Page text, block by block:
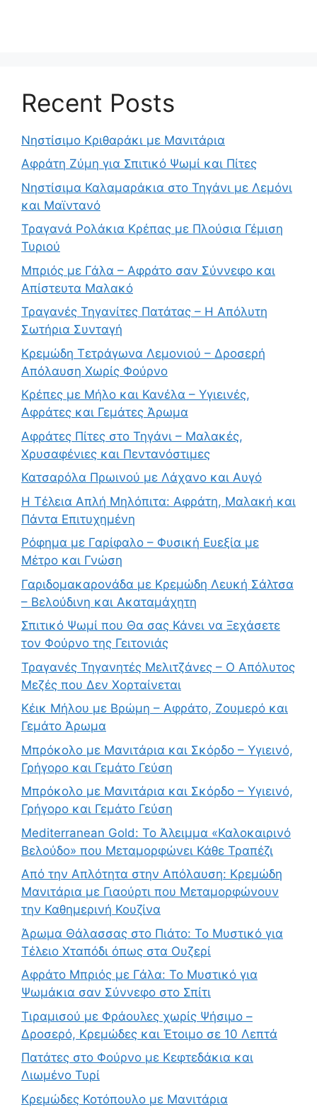
Recent Posts
Νηστίσιμο Κριθαράκι με Μανιτάρια
Αφράτη Ζύμη για Σπιτικό Ψωμί και Πίτες
Νηστίσιμα Καλαμαράκια στο Τηγάνι με Λεμόνι
και Μαϊντανό
Τραγανά Ρολάκια Κρέπας με Πλούσια Γέμιση
Τυριού
Μπριός με Γάλα – Αφράτο σαν Σύννεφο και
Απίστευτα Μαλακό
Τραγανές Τηγανίτες Πατάτας – Η Απόλυτη
Σωτήρια Συνταγή
Κρεμώδη Τετράγωνα Λεμονιού – Δροσερή
Απόλαυση Χωρίς Φούρνο
Κρέπες με Μήλο και Κανέλα – Υγιεινές,
Αφράτες και Γεμάτες Άρωμα
Αφράτες Πίτες στο Τηγάνι – Μαλακές,
Χρυσαφένιες και Πεντανόστιμες
Κατσαρόλα Πρωινού με Λάχανο και Αυγό
Η Τέλεια Απλή Μηλόπιτα: Αφράτη, Μαλακή και
Πάντα Επιτυχημένη
Ρόφημα με Γαρίφαλο – Φυσική Ευεξία με
Μέτρο και Γνώση
Γαριδομακαρονάδα με Κρεμώδη Λευκή Σάλτσα
– Βελούδινη και Ακαταμάχητη
Σπιτικό Ψωμί που Θα σας Κάνει να Ξεχάσετε
τον Φούρνο της Γειτονιάς
Τραγανές Τηγανητές Μελιτζάνες – Ο Απόλυτος
Μεζές που Δεν Χορταίνεται
Κέικ Μήλου με Βρώμη – Αφράτο, Ζουμερό και
Γεμάτο Άρωμα
Μπρόκολο με Μανιτάρια και Σκόρδο – Υγιεινό,
Γρήγορο και Γεμάτο Γεύση
Μπρόκολο με Μανιτάρια και Σκόρδο – Υγιεινό,
Γρήγορο και Γεμάτο Γεύση
Mediterranean Gold: Το Άλειμμα «Καλοκαιρινό
Βελούδο» που Μεταμορφώνει Κάθε Τραπέζι
Από την Απλότητα στην Απόλαυση: Κρεμώδη
Μανιτάρια με Γιαούρτι που Μεταμορφώνουν
την Καθημερινή Κουζίνα
Άρωμα Θάλασσας στο Πιάτο: Το Μυστικό για
Τέλειο Χταπόδι όπως στα Ουζερί
Αφράτο Μπριός με Γάλα: Το Μυστικό για
Ψωμάκια σαν Σύννεφο στο Σπίτι
Τιραμισού με Φράουλες χωρίς Ψήσιμο –
Δροσερό, Κρεμώδες και Έτοιμο σε 10 Λεπτά
Πατάτες στο Φούρνο με Κεφτεδάκια και
Λιωμένο Τυρί
Κρεμώδες Κοτόπουλο με Μανιτάρια